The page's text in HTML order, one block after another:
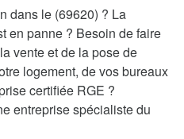
dans le (69620) ? La
en panne ? Besoin de faire
vente et de la pose de
logement, de vos bureaux
certifiée RGE ?
entreprise spécialiste du